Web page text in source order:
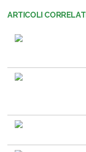
ARTICOLI CORRELATI